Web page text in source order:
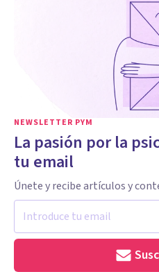
NEWSLETTER PYM
La pasión por la
tu email
Únete y recibe artículos y